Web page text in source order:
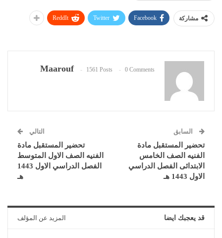
مشاركة Facebook
Twitter
ReddIt
Maarouf 1561 Posts 0 Comments
السابق
تحضير المستقبل مادة
الفنيه الصف الخامس
الابتدائى الفصل الدراسي
الاول 1443 هـ
التالي
تحضير المستقبل مادة
الفنيه الصف الاول المتوسط
الفصل الدراسي الاول 1443
هـ
قد يعجبك ايضا المزيد عن المؤلف